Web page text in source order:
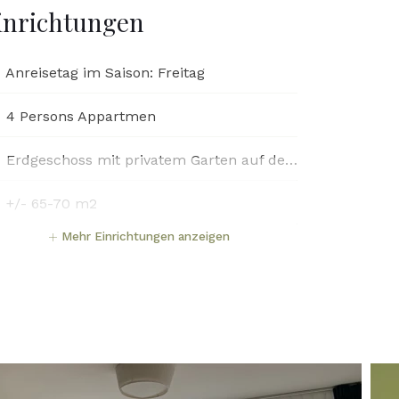
Anreisetag im Saison: Freitag
4 Persons Appartmen
Erdgeschoss mit privatem Garten auf der Rückseite
+/- 65-70 m2
Mehr Einrichtungen anzeigen